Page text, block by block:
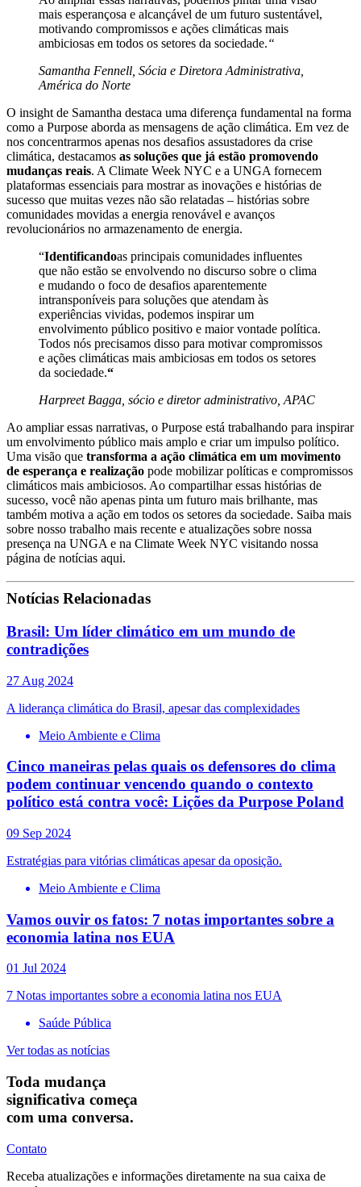
mais esperançosa e alcançável de um futuro sustentável,
motivando compromissos e ações climáticas mais
ambiciosas em todos os setores da sociedade.“
Samantha Fennell, Sócia e Diretora Administrativa,
América do Norte
O insight de Samantha destaca uma diferença fundamental na forma
como a Purpose aborda as mensagens de ação climática. Em vez de
nos concentrarmos apenas nos desafios assustadores da crise
climática, destacamos as soluções que já estão promovendo
mudanças reais. A Climate Week NYC e a UNGA fornecem
plataformas essenciais para mostrar as inovações e histórias de
sucesso que muitas vezes não são relatadas – histórias sobre
comunidades movidas a energia renovável e avanços
revolucionários no armazenamento de energia.
“Identificandoas principais comunidades influentes
que não estão se envolvendo no discurso sobre o clima
e mudando o foco de desafios aparentemente
intransponíveis para soluções que atendam às
experiências vividas, podemos inspirar um
envolvimento público positivo e maior vontade política.
Todos nós precisamos disso para motivar compromissos
e ações climáticas mais ambiciosas em todos os setores
da sociedade.“
Harpreet Bagga, sócio e diretor administrativo, APAC
Ao ampliar essas narrativas, o Purpose está trabalhando para inspirar
um envolvimento público mais amplo e criar um impulso político.
Uma visão que transforma a ação climática em um movimento
de esperança e realização pode mobilizar políticas e compromissos
climáticos mais ambiciosos. Ao compartilhar essas histórias de
sucesso, você não apenas pinta um futuro mais brilhante, mas
também motiva a ação em todos os setores da sociedade. Saiba mais
sobre nosso trabalho mais recente e atualizações sobre nossa
presença na UNGA e na Climate Week NYC visitando nossa
página de notícias aqui.
Notícias Relacionadas
Brasil: Um líder climático em um mundo de
contradições
27 Aug 2024
A liderança climática do Brasil, apesar das complexidades
Meio Ambiente e Clima
Cinco maneiras pelas quais os defensores do clima
podem continuar vencendo quando o contexto
político está contra você: Lições da Purpose Poland
09 Sep 2024
Estratégias para vitórias climáticas apesar da oposição.
Meio Ambiente e Clima
Vamos ouvir os fatos: 7 notas importantes sobre a
economia latina nos EUA
01 Jul 2024
7 Notas importantes sobre a economia latina nos EUA
Saúde Pública
Ver todas as notícias
Toda mudança
significativa começa
com uma conversa.
Contato
Receba atualizações e informações diretamente na sua caixa de